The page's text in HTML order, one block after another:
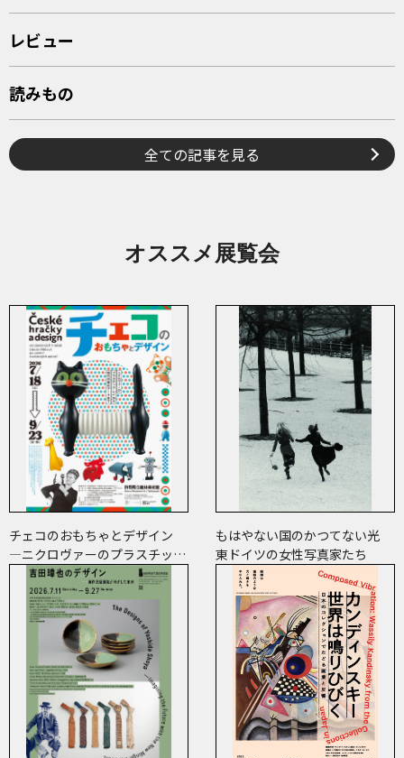
レビュー
読みもの
全ての記事を見る
オススメ展覧会
チェコのおもちゃとデザイン
―ニクロヴァーのプラスチッ
ク・トイから現代作家のアート
まで―
もはやない国のかつてない光
東ドイツの女性写真家たち